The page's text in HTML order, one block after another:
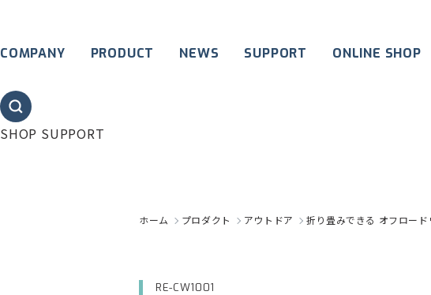
COMPANY PRODUCT NEWS SUPPORT ONLINE SHOP
SHOP SUPPORT
ホーム プロダクト アウトドア 折り畳みできる オフロー
RE-CW1001